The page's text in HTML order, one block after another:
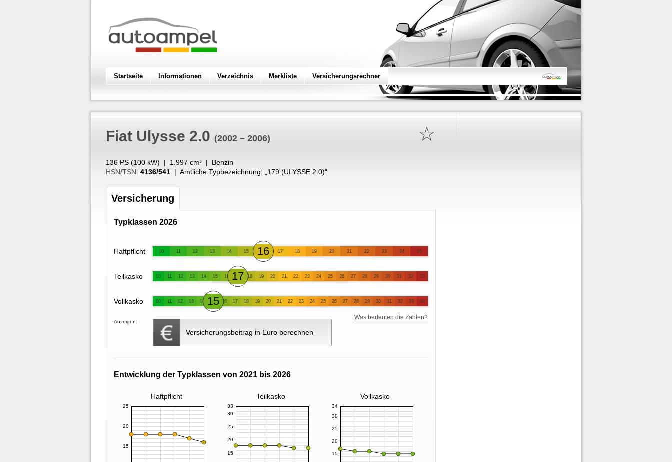
Startseite Informationen Verzeichnis Merkliste Versicherungsrechner
☆
Fiat Ulysse 2.0 (2002 – 2006)
136 PS (100 kW) | 1.997 cm³ | Benzin
HSN/TSN: 4136/541 | Amtliche Typbezeichnung: „ 179 (ULYSSE 2.0)“
Versicherung
Typklassen 2026
Haftpflicht 10 11 12 13 14 15 16 17 18 19 20 21 22 23 24 25
Teilkasko 10 11 12 13 14 15 16 17 18 19 20 21 22 23 24 25 26 27 28 29 30 31 32 33
Vollkasko 10 11 12 13 14 15 16 17 18 19 20 21 22 23 24 25 26 27 28 29 30 31 32 33 34
Anzeigen:
Versicherungsbeitrag in Euro berechnen
Was bedeuten die Zahlen?
Entwicklung der Typklassen von 2021 bis 2026
Haftpflicht Teilkasko Vollkasko
15
20
25
15
20
25
30
33
15
20
25
30
34